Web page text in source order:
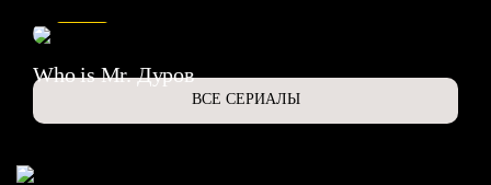
Who is Mr. Дуров
ВСЕ СЕРИАЛЫ